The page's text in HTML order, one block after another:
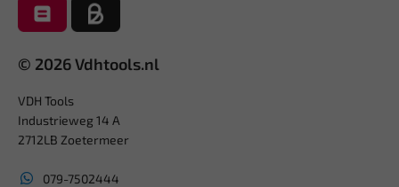
© 2026 Vdhtools.nl
VDH Tools
Industrieweg 14 A
2712LB Zoetermeer
079-7502444